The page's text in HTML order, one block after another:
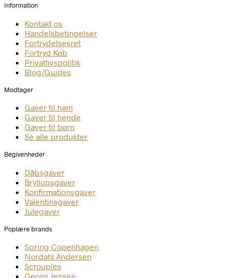
Information
Kontakt os
Handelsbetingelser
Fortrydelsesret
Fortryd Køb
Privatlivspolitik
Blog/Guides
Modtager
Gaver til ham
Gaver til hende
Gaver til børn
Se alle produkter
Begivenheder
Dåbsgaver
Bryllupsgaver
Konfirmationsgaver
Valentinsgaver
Julegaver
Poplære brands
Spring Copenhagen
Nordahl Andersen
Scrouples
Georg Jensen